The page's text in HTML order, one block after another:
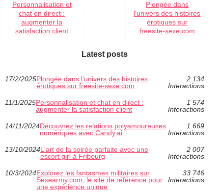
Personnalisation et
chat en direct :
augmenter la
satisfaction client
Plongée dans
l'univers des histoires
érotiques sur
freesite-sexe.com
Latest posts
17/2/2025Plongée dans l'univers des histoires
érotiques sur freesite-sexe.com
2 134
Interactions
11/1/2025Personnalisation et chat en direct :
augmenter la satisfaction client
1 574
Interactions
14/11/2024Découvrez les relations polyamoureuses
numériques avec Candy.ai
1 669
Interactions
13/10/2024L'art de la soirée parfaite avec une
escort girl à Fribourg
2 007
Interactions
10/3/2024Explorez les fantasmes militaires sur
Sexearmy.com, le site de référence pour
une expérience unique
33 746
Interactions